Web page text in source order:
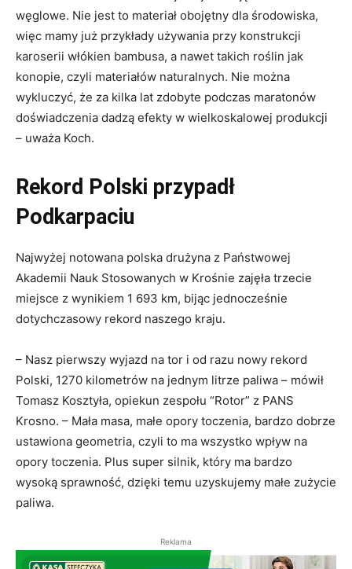
Zdaniem Kocha, przy opracowywaniu nowych, wyjątkowo
oszczędnych modeli, widoczne są także trendy
uwzględniające ochronę środowiska.
– Całkiem niedawno obudowy tych pojazdów były
tworzone z drewna i stali. Jej miejsce zajęło włókno
węglowe. Nie jest to materiał obojętny dla środowiska,
więc mamy już przykłady używania przy konstrukcji
konopie, czyli materiałów naturalnych. Nie można
wykluczyć, że za kilka lat zdobyte podczas maratonów
doświadczenia dadzą efekty w wielkoskalowej produkcji
– uważa Koch.
Rekord Polski przypadł
Podkarpaciu
Najwyżej notowana polska drużyna z Państwowej
Akademii Nauk Stosowanych w Krośnie zajęła trzecie
miejsce z wynikiem 1 693 km, bijąc jednocześnie
dotychczasowy rekord naszego kraju.
– Nasz pierwszy wyjazd na tor i od razu nowy rekord
Polski, 1270 kilometrów na jednym litrze paliwa – mówił
Tomasz Kosztyła, opiekun zespołu “Rotor” z PANS
ustawiona geometria, czyli to ma wszystko wpływ na